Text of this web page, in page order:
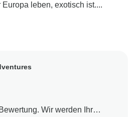
leben, exotisch ist....
Wir werden Ihr